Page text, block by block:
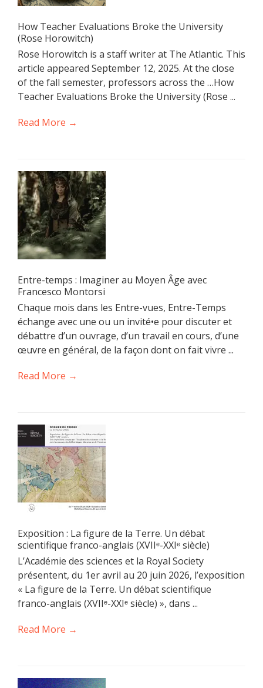
How Teacher Evaluations Broke the University
(Rose Horowitch)
Rose Horowitch is a staff writer at The Atlantic. This
article appeared September 12, 2025. At the close
of the fall semester, professors across the …How
Teacher Evaluations Broke the University (Rose ...
Read More →
Entre-temps : Imaginer au Moyen Âge avec
Francesco Montorsi
Chaque mois dans les Entre-vues, Entre-Temps
échange avec une ou un invité•e pour discuter et
débattre d’un ouvrage, d’un travail en cours, d’une
œuvre en général, de la façon dont on fait vivre ...
Read More →
Exposition : La figure de la Terre. Un débat
scientifique franco-anglais (XVIIᵉ-XXIᵉ siècle)
L’Académie des sciences et la Royal Society
présentent, du 1er avril au 20 juin 2026, l’exposition
« La figure de la Terre. Un débat scientifique
franco-anglais (XVIIᵉ-XXIᵉ siècle) », dans ...
Read More →